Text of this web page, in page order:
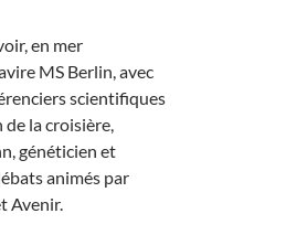
en mer
MS Berlin, avec
scientifiques
la croisière,
généticien et
animés par
Avenir.